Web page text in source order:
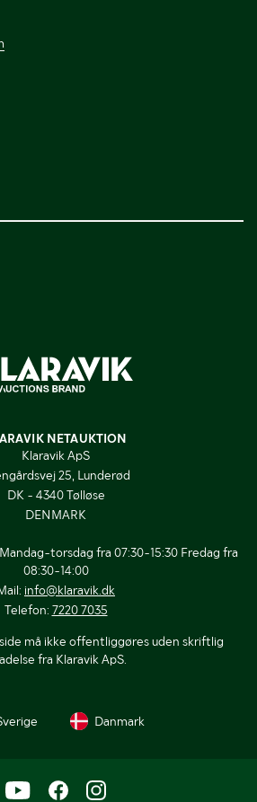
NETAUKTION
Klaravik ApS
25, Lunderød
DK - 4340 Tølløse
DENMARK
torsdag fra 07:30-15:30 Fredag fra
08:30-14:00
info@klaravik.dk
Telefon: 7220 7035
må ikke offentliggøres uden skriftlig
fra Klaravik ApS.
Danmark